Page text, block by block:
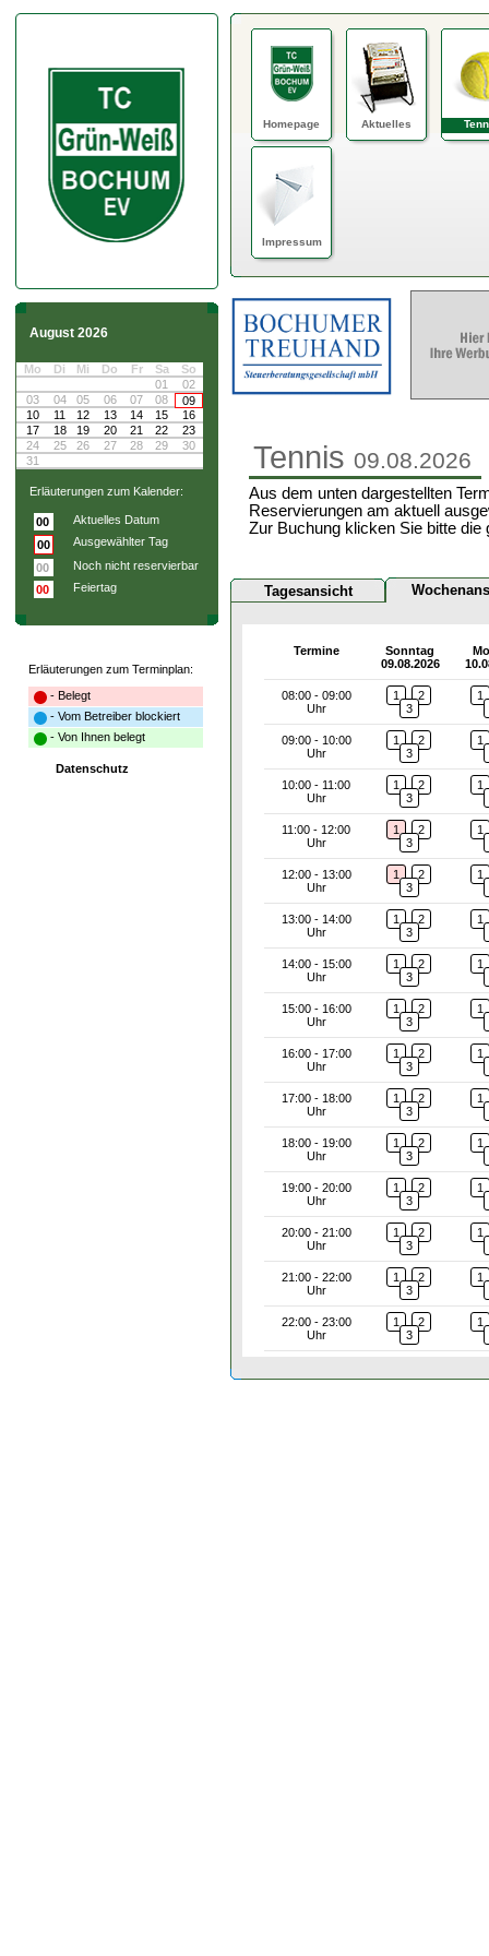
August 2026
Mo Di Mi Do Fr Sa
So
01
02
03
04 05 06 07 08
09
10
11 12 13 14 15
16
17
18 19 20 21 22
23
24
25 26 27 28 29
30
31
Erläuterungen zum Kalender:
00
Aktuelles Datum
00
Ausgewählter Tag
00
Noch nicht reservierbar
00
Feiertag
Erläuterungen zum Terminplan:
- Belegt
- Vom Betreiber blockiert
- Von Ihnen belegt
Datenschutz
Homepage Aktuelles
Impressum
Tennis 09.08.2026
Aus dem unten dargestellten
Reservierungen am aktuell
Zur Buchung klicken Sie bitte die
Tagesansicht
Termine
Sonntag
09.08.2026
08:00 - 09:00
Uhr
1
2
3
1
09:00 - 10:00
Uhr
1
2
3
1
10:00 - 11:00
Uhr
1
2
3
1
11:00 - 12:00
Uhr
1
2
3
1
12:00 - 13:00
Uhr
1
2
3
1
13:00 - 14:00
Uhr
1
2
3
1
14:00 - 15:00
Uhr
1
2
3
1
15:00 - 16:00
Uhr
1
2
3
1
16:00 - 17:00
Uhr
1
2
3
1
17:00 - 18:00
Uhr
1
2
3
1
18:00 - 19:00
Uhr
1
2
3
1
19:00 - 20:00
Uhr
1
2
3
1
20:00 - 21:00
Uhr
1
2
3
1
21:00 - 22:00
Uhr
1
2
3
1
22:00 - 23:00
Uhr
1
2
3
1